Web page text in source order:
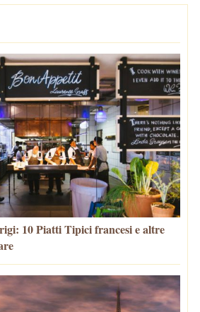
10 Piatti Tipici francesi e altre